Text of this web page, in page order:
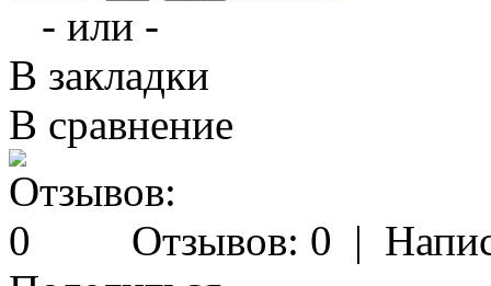
- или -
В закладки
В сравнение
Отзывов: 0 |